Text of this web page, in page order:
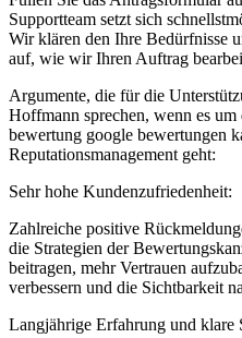
Supportteam setzt sich
Wir klären den Ihre Bedürfnisse
auf, wie wir Ihren Auftrag
Argumente, die für die
Hoffmann sprechen, wenn es um
bewertung google bewertungen
Reputationsmanagement geht:
Sehr hohe Kundenzufriedenheit:
Zahlreiche positive
die Strategien der
beitragen, mehr Vertrauen
verbessern und die Sichtbarkeit
Langjährige Erfahrung und klare